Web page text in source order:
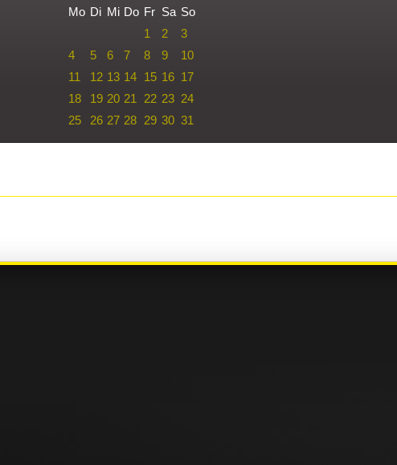
Mo Di Mi Do Fr Sa So
1
2
3
4
5 6 7 8 9
10
11
12 13 14 15 16 17
18
19 20 21 22 23 24
25
26 27 28 29 30 31